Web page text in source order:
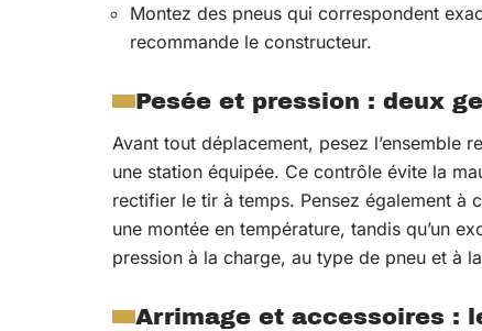
Montez des pneus qui correspondent
recommande le constructeur.
Pesée et pression : deux
Avant tout déplacement, pesez l’ensemble
une station équipée. Ce contrôle évite la
rectifier le tir à temps. Pensez également à
une montée en température, tandis qu’un
pression à la charge, au type de pneu et à
Arrimage et accessoires :